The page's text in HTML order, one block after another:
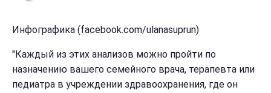
Инфографика (facebook.com/ulanasuprun)
"Каждый из этих анализов можно пройти по
назначению вашего семейного врача, терапевта или
педиатра в учреждении здравоохранения, где он